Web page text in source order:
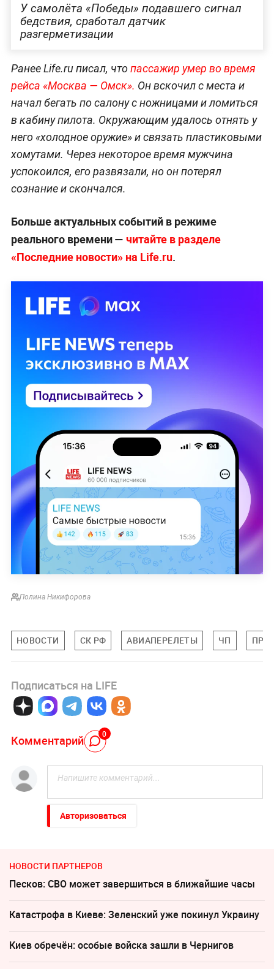
У самолёта «Победы» подавшего сигнал
бедствия, сработал датчик
разгерметизации
Ранее Life.ru писал, чтопассажир умер во время
рейса «Москва — Омск». Он вскочил с места и
начал бегать по салону с ножницами и ломиться
в кабину пилота. Окружающим удалось отнять у
него «холодное оружие» и связать пластиковыми
хомутами. Через некоторое время мужчина
успокоился, его развязали, но он потерял
сознание и скончался.
Больше актуальных событий в режиме
реального времени — читайте в разделе
«Последние новости» на Life.ru.
Полина Никифорова
НОВОСТИ СК РФ АВИАПЕРЕЛЕТЫ ЧП
Подписаться на LIFE
Комментарий 0
Авторизоваться
НОВОСТИ ПАРТНЕРОВ
Песков: СВО может завершиться в ближайшие часы
Катастрофа в Киеве: Зеленский уже покинул Украину
Киев обречён: особые войска зашли в Чернигов